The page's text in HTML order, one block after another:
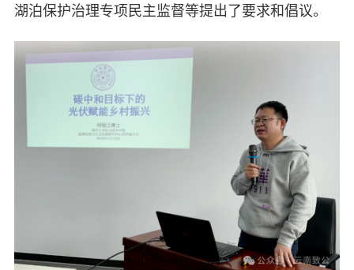
侨海动态
七彩云南
湖泊保护治理专项民主监督等提出了要求和倡议。